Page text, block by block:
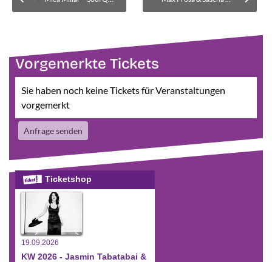
Vorgemerkte Tickets
Sie haben noch keine Tickets für Veranstaltungen
vorgemerkt
Anfrage senden
Ticketshop
19.09.2026
KW 2026 - Jasmin Tabatabai &